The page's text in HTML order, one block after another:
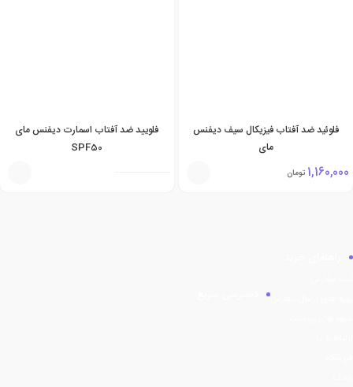
فلوئید ضد آفتاب فیزیکال سیف دیفنس
مای
1,160,000 تومان
فلویید ضد آفتاب اسمارت دیفنس مای
SPF50